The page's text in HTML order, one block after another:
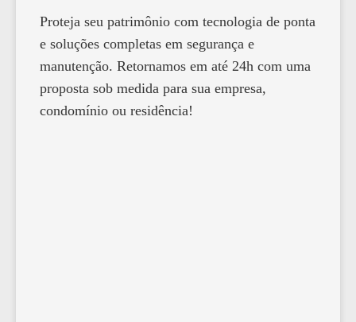
Proteja seu patrimônio com tecnologia de ponta
e soluções completas em segurança e
manutenção. Retornamos em até 24h com uma
proposta sob medida para sua empresa,
condomínio ou residência!